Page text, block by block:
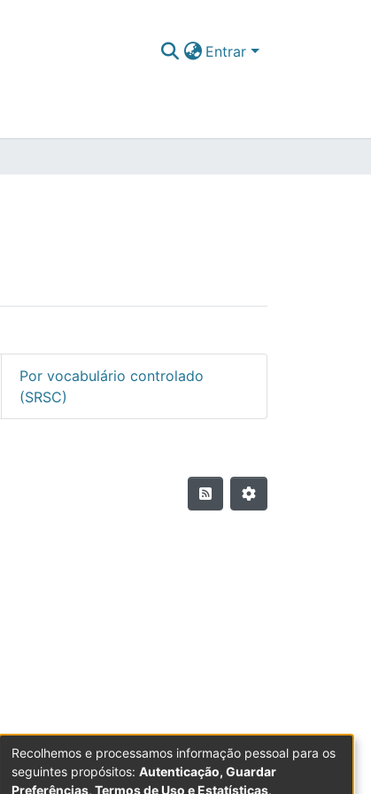
Entrar
Por vocabulário controlado
(SRSC)
Recolhemos e processamos informação pessoal para os
seguintes propósitos: Autenticação, Guardar
Preferências, Termos de Uso e Estatísticas.